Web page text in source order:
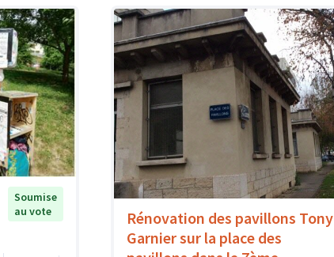
Soumise
au vote
Rénovation des pavillons Tony
Garnier sur la place des